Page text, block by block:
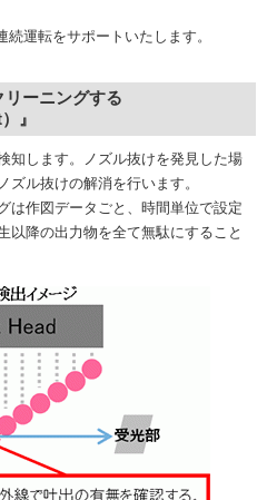
運転をサポートいたします。
リーニングする
』
知します。ノズル抜けを発見した場
ル抜けの解消を行います。
は作図データごと、時間単位で設定
以降の出力物を全て無駄にすること